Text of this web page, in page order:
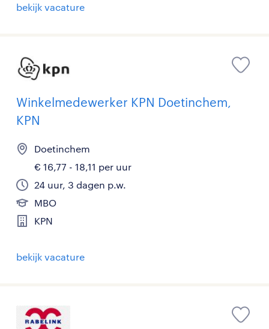
bekijk vacature
Winkelmedewerker KPN Doetinchem,
KPN
Doetinchem
€ 16,77 - 18,11 per uur
24 uur, 3 dagen p.w.
MBO
KPN
bekijk vacature